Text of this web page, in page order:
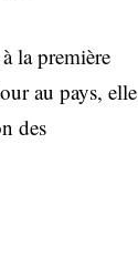
la première
au pays, elle
des